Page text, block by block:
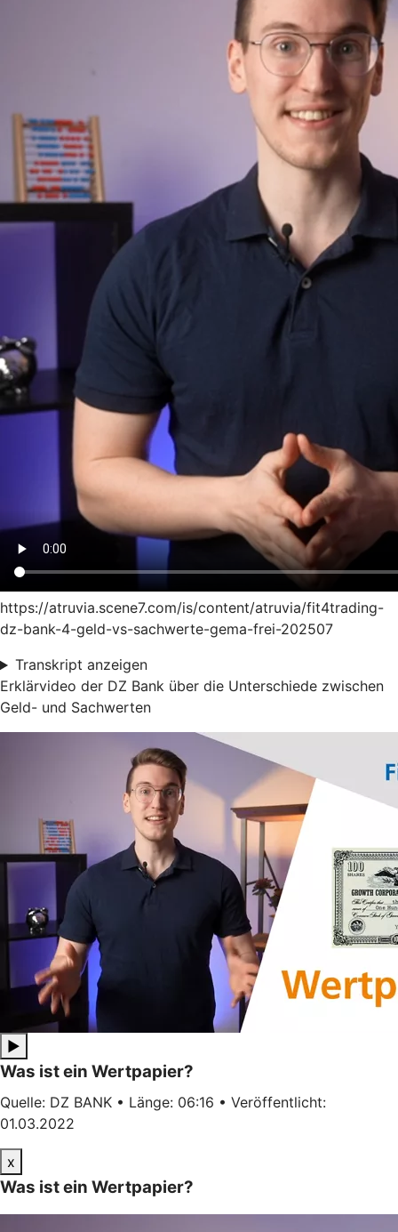
https://atruvia.scene7.com/is/content/atruvia/fit4trading-
dz-bank-4-geld-vs-sachwerte-gema-frei-202507
Transkript anzeigen
Erklärvideo der DZ Bank über die Unterschiede zwischen
Geld- und Sachwerten
▶
Was ist ein Wertpapier?
Quelle: DZ BANK • Länge: 06:16 • Veröffentlicht:
01.03.2022
x
Was ist ein Wertpapier?